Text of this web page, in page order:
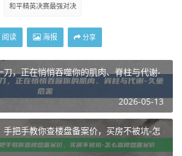
和平精英决赛最强对决
阅读 海报 分享
刀，正在悄悄吞噬你的肌肉、脊柱与代谢-
2026-05-13
把手教你查楼盘备案价，买房不被坑-怎